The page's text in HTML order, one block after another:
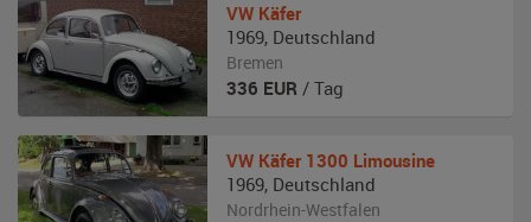
VW Käfer
1969, Deutschland
Bremen
336 EUR / Tag
VW Käfer 1300 Limousine
1969, Deutschland
Nordrhein-Westfalen